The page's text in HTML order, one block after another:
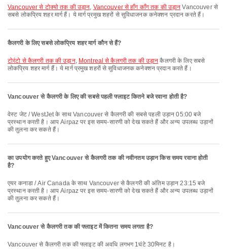
Vancouver से टोक्यो तक की उड़ान, Vancouver से हाँग काँग तक की उड़ान Vancouver से
सबसे लोकप्रिय शहर मार्ग हैं। ये मार्ग प्रमुख शहरों से सुविधाजनक कनेक्शन प्रदान करते हैं।
कैलगरी के लिए सबसे लोकप्रिय शहर मार्ग कौन से हैं?
टोरंटो से कैलगरी तक की उड़ान, Montreal से कैलगरी तक की उड़ान कैलगरी के लिए सबसे
लोकप्रिय शहर मार्ग हैं। ये मार्ग प्रमुख शहरों से सुविधाजनक कनेक्शन प्रदान करते हैं।
Vancouver से कैलगरी के लिए की सबसे पहली फ्लाइट कितने बजे रवाना होती है?
वेस्ट जेट / WestJet के साथ Vancouver से कैलगरी की सबसे पहली उड़ान 05:00 बजे
प्रस्थान करती है। आप Airpaz पर इस समय-सारणी को देख सकते हैं और अन्य उपलब्ध उड़ानों
की तुलना कर सकते हैं।
का उपयोग करते हुए Vancouver से कैलगरी तक की नवीनतम उड़ान किस समय रवाना होती
है?
एयर कनाडा / Air Canada के साथ Vancouver से कैलगरी की अंतिम उड़ान 23:15 बजे
प्रस्थान करती है। आप Airpaz पर इस समय-सारणी को देख सकते हैं और अन्य उपलब्ध उड़ानों
की तुलना कर सकते हैं।
Vancouver से कैलगरी तक की फ्लाइट में कितना समय लगता है?
Vancouver से कैलगरी तक की फ्लाइट की अवधि लगभग 1घंटे 30मिनट है।